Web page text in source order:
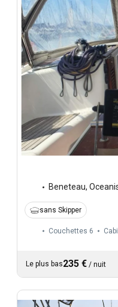
Beneteau,
sans Skipper
Couchettes 6
Le plus bas235 € / nuit